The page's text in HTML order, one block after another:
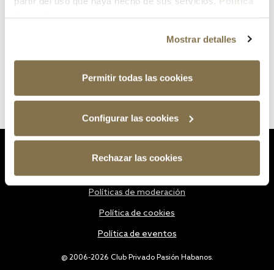
Mostrar detalles
Permitir todas las cookies
Configurar las cookies
Rechazar las cookies
@ 2006-2026 Club Privado Pasión Habanos.
Políticas de moderación
Política de cookies
Política de eventos